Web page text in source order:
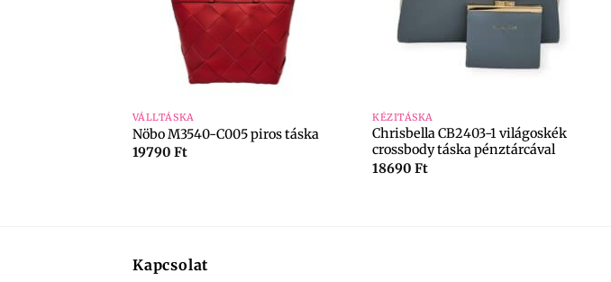
VÁLLTÁSKA
Nöbo M3540-C005 piros táska
19790 Ft
KÉZITÁSKA
Chrisbella CB2403-1 világoskék
crossbody táska pénztárcával
18690Ft
Kapcsolat